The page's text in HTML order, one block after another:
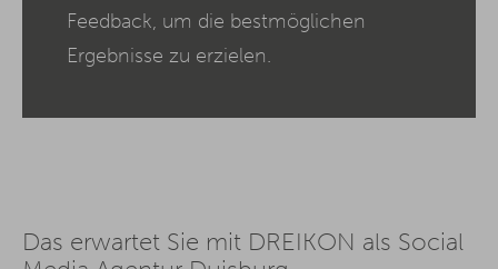
Feedback, um die bestmöglichen
Ergebnisse zu erzielen.
Das erwartet Sie mit DREIKON als Social